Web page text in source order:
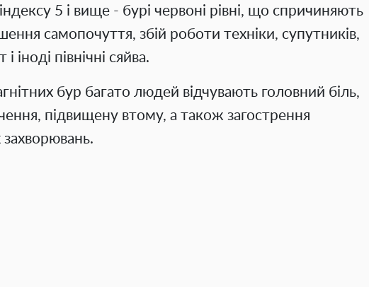
5 і вище - бурі червоні рівні, що спричиняють
самопочуття, збій роботи техніки, супутників,
і іноді північні сяйва.
бур багато людей відчувають головний біль,
підвищену втому, а також загострення
захворювань.